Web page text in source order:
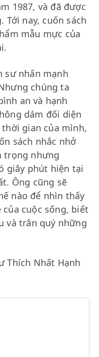
1987, và đã được
Tới nay, cuốn sách
mẫu mực của
sư nhấn mạnh
chúng ta
an và hạnh
dám đối diện
gian của mình,
sách nhắc nhở
trọng nhưng
giây phút hiện tại
Ông cũng sẽ
nào để nhìn thấy
cuộc sống, biết
và trân quý những
Thích Nhất Hạnh